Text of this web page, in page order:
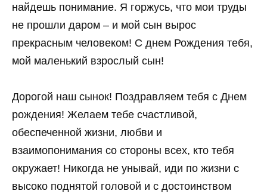
найдешь понимание. Я горжусь, что мои труды
не прошли даром – и мой сын вырос
прекрасным человеком! С днем Рождения тебя,
мой маленький взрослый сын!
Дорогой наш сынок! Поздравляем тебя с Днем
рождения! Желаем тебе счастливой,
обеспеченной жизни, любви и
взаимопонимания со стороны всех, кто тебя
окружает! Никогда не унывай, иди по жизни с
высоко поднятой головой и с достоинством